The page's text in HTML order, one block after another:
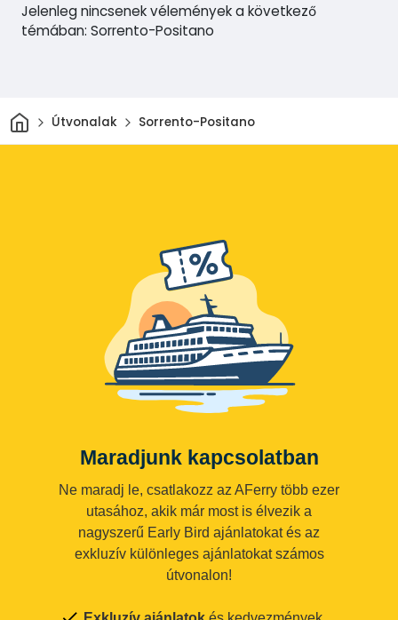
Jelenleg nincsenek vélemények a következő
témában: Sorrento-Positano
Otthon
Útvonalak Sorrento-Positano
Maradjunk kapcsolatban
Ne maradj le, csatlakozz az AFerry több ezer
utasához, akik már most is élvezik a
nagyszerű Early Bird ajánlatokat és az
exkluzív különleges ajánlatokat számos
útvonalon!